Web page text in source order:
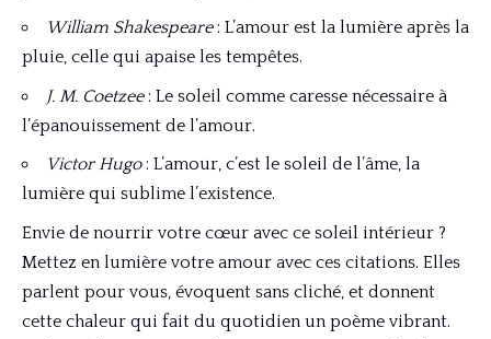
William Shakespeare: L’amour est la lumière après la
pluie, celle qui apaise les tempêtes.
J. M. Coetzee: Le soleil comme caresse nécessaire à
l’épanouissement de l’amour.
Victor Hugo: L’amour, c’est le soleil de l’âme, la
lumière qui sublime l’existence.
Envie de nourrir votre cœur avec ce soleil intérieur ?
Mettez en lumière votre amour avec ces citations. Elles
parlent pour vous, évoquent sans cliché, et donnent
cette chaleur qui fait du quotidien un poème vibrant.